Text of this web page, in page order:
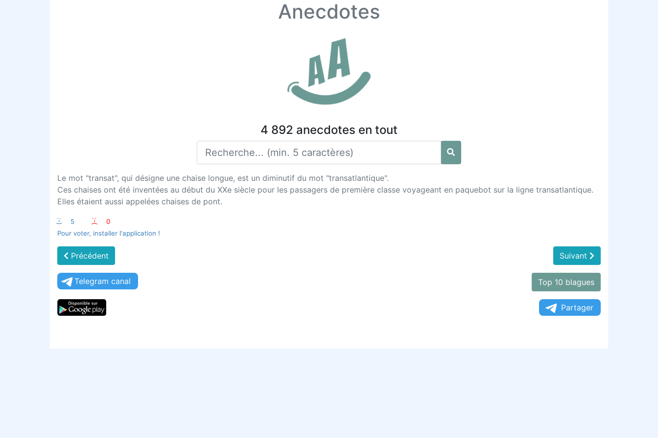
Anecdotes
4 892 anecdotes en tout
Le mot "transat", qui désigne une chaise longue, est un diminutif du mot "transatlantique".
Ces chaises ont été inventées au début du XXe siècle pour les passagers de première classe voyageant en paquebot sur la ligne transatlantique.
Elles étaient aussi appelées chaises de pont.
:-) 5 :-(
0
Pour voter, installer l'application !
Précédent Suivant
Telegram canal Top 10 blagues
Partager